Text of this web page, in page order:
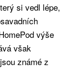
si vedl lépe,
výše
však
známé z